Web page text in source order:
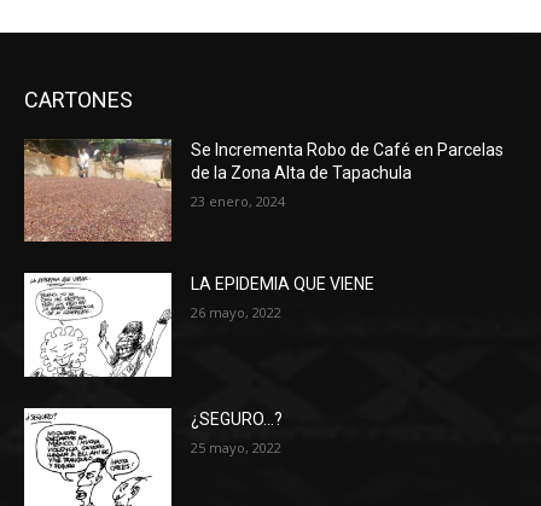
CARTONES
Se Incrementa Robo de Café en Parcelas
de la Zona Alta de Tapachula
23 enero, 2024
LA EPIDEMIA QUE VIENE
26 mayo, 2022
¿SEGURO…?
25 mayo, 2022